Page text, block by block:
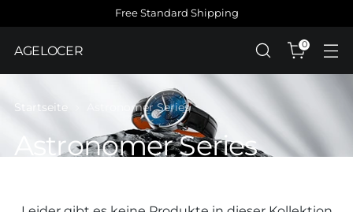
Free Standard Shipping
AGELOCER 0
Astronomer Series
Startseite Astronomer Series